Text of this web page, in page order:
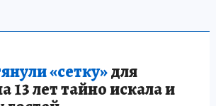
«сетку»для
13 лет тайно искала и